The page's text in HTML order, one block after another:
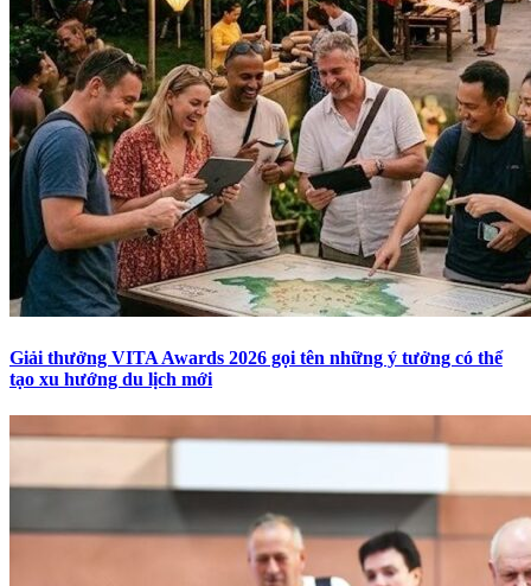
Giải thưởng VITA Awards 2026 gọi tên những ý tưởng có thể
tạo xu hướng du lịch mới